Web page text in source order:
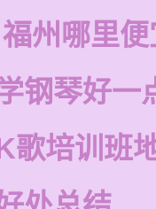
州哪里
钢琴好一
歌培训班